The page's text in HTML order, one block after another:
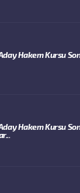
Hakem Kursu
Hakem Kursu